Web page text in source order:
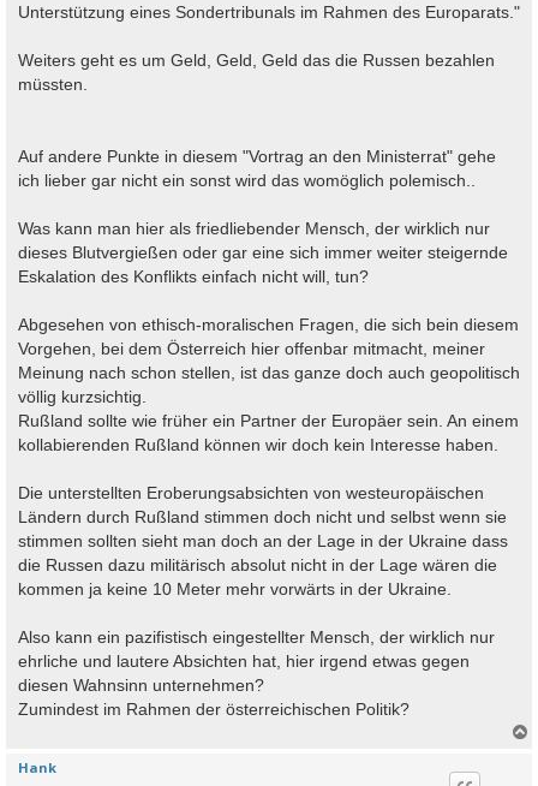
Unterstützung eines Sondertribunals im Rahmen des Europarats."
Weiters geht es um Geld, Geld, Geld das die Russen bezahlen
müssten.
Auf andere Punkte in diesem "Vortrag an den Ministerrat" gehe
ich lieber gar nicht ein sonst wird das womöglich polemisch..
Was kann man hier als friedliebender Mensch, der wirklich nur
dieses Blutvergießen oder gar eine sich immer weiter steigernde
Eskalation des Konflikts einfach nicht will, tun?
Abgesehen von ethisch-moralischen Fragen, die sich bein diesem
Vorgehen, bei dem Österreich hier offenbar mitmacht, meiner
Meinung nach schon stellen, ist das ganze doch auch geopolitisch
völlig kurzsichtig.
Rußland sollte wie früher ein Partner der Europäer sein. An einem
kollabierenden Rußland können wir doch kein Interesse haben.
Die unterstellten Eroberungsabsichten von westeuropäischen
Ländern durch Rußland stimmen doch nicht und selbst wenn sie
stimmen sollten sieht man doch an der Lage in der Ukraine dass
die Russen dazu militärisch absolut nicht in der Lage wären die
kommen ja keine 10 Meter mehr vorwärts in der Ukraine.
Also kann ein pazifistisch eingestellter Mensch, der wirklich nur
ehrliche und lautere Absichten hat, hier irgend etwas gegen
diesen Wahnsinn unternehmen?
Zumindest im Rahmen der österreichischen Politik?
Hank